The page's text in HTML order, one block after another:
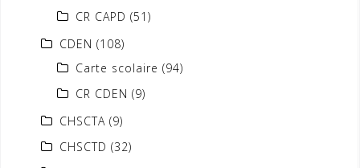
CR CAPD (51)
CDEN (108)
Carte scolaire (94)
CR CDEN (9)
CHSCTA (9)
CHSCTD (32)